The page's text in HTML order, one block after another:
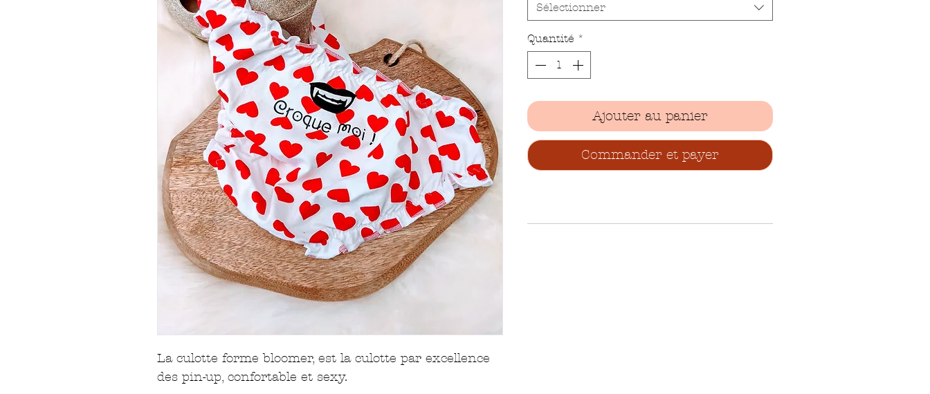
La culotte forme bloomer, est la culotte par excellence
des pin-up, confortable et sexy.
Sélectionner
Quantité *
Ajouter au panier
Commander et payer